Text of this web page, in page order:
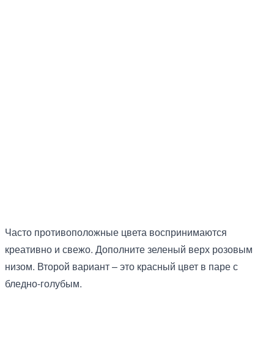
Часто противоположные цвета воспринимаются
креативно и свежо. Дополните зеленый верх розовым
низом. Второй вариант – это красный цвет в паре с
бледно-голубым.